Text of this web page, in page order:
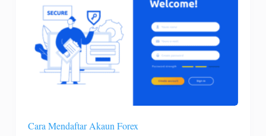
Cara Mendaftar Akaun Forex